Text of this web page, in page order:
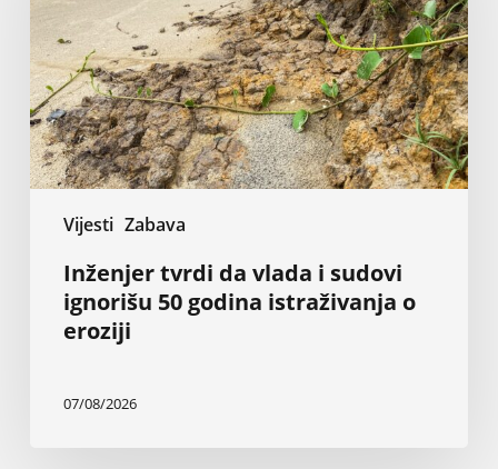
Vijesti Zabava
i
sudovi
ignorišu
50
godina
istraživanja
o
Inženjer tvrdi da vlada i sudovi
ignorišu 50 godina istraživanja o
eroziji
07/08/2026